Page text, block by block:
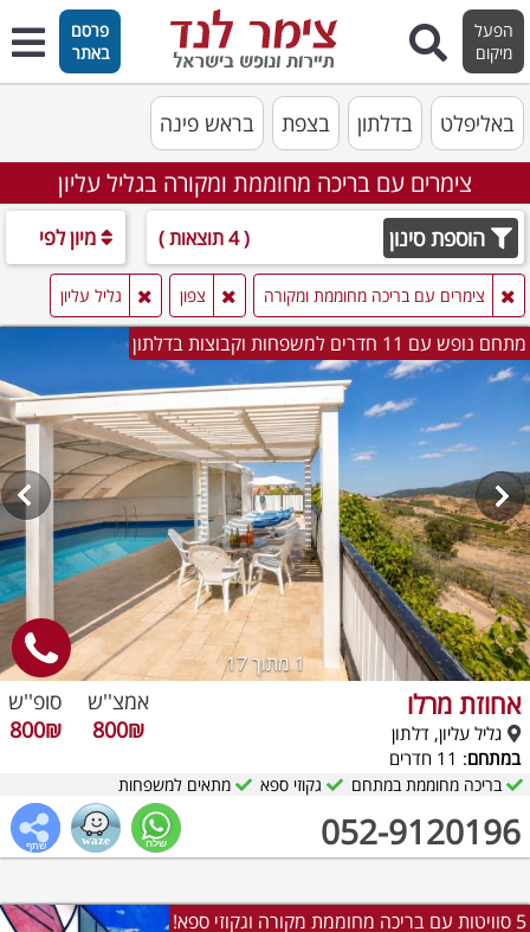
הפעל
מיקום
פרסם
באתר
באליפלט בדלתון בצפת בראש פינה
צימרים עם בריכה מחוממת ומקורה בגליל עליון
הוספת סינון ( 4 תוצאות ) מיון לפי
צימרים עם בריכה מחוממת ומקורה צפון גליל עליון
מתחם נופש עם 11 חדרים למשפחות וקבוצות בדלתון
1מתוך 17
אחוזת מרלו
גליל עליון, דלתון
במתחם: 11 חדרים
052-9120196
אמצ''ש
800₪
סופ''ש
800₪
בריכה מחוממת במתחם גקוזי ספא מתאים למשפחות
5 סוויטות עם בריכה מחוממת מקורה וגקוזי ספא!